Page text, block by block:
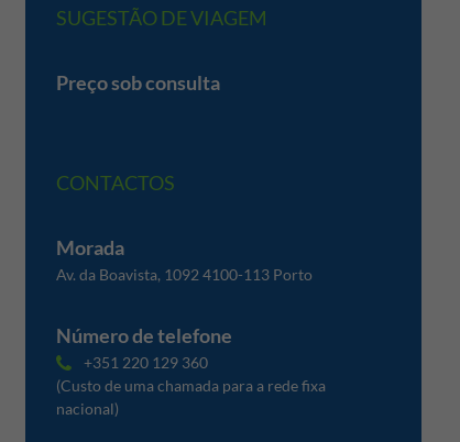
SUGESTÃO DE VIAGEM
Preço sob consulta
CONTACTOS
Morada
Av. da Boavista, 1092 4100-113 Porto
Número de telefone
+351 220 129 360
(Custo de uma chamada para a rede fixa
nacional)